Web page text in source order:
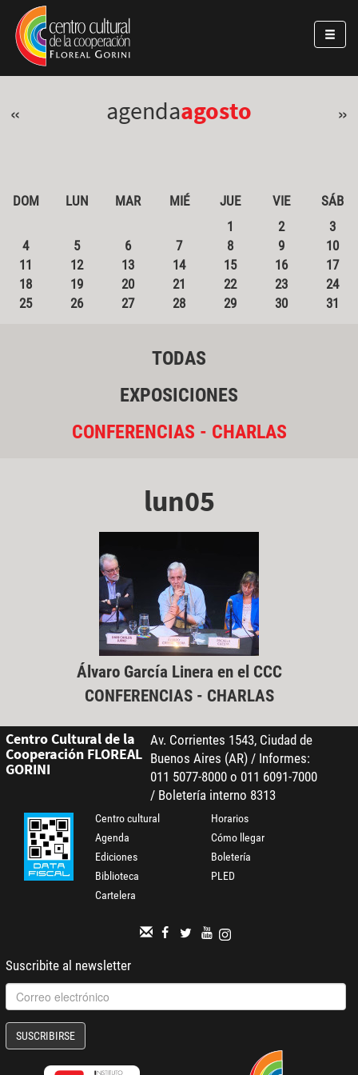
Pasar al contenido principal
Jump to main content
« agendaagosto »
DOM LUN MAR MIÉ JUE VIE
SÁB
1
2
3
4
5 6 7 8 9
10
11
12 13 14 15 16
17
18
19 20 21 22 23
24
25
26 27 28 29 30 31
TODAS
EXPOSICIONES
CONFERENCIAS - CHARLAS
lun05
Álvaro García Linera en el CCC
CONFERENCIAS - CHARLAS
Centro Cultural de la
Cooperación FLOREAL
GORINI
Av. Corrientes 1543, Ciudad de
Buenos Aires (AR) / Informes:
011 5077-8000 o 011 6091-7000
/ Boletería interno 8313
Centro cultural
Agenda
Ediciones
Biblioteca
Cartelera
Horarios
Cómo llegar
Boletería
PLED
Suscribite al newsletter
SUSCRIBIRSE